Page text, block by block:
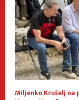
Miljenko Krušelj na